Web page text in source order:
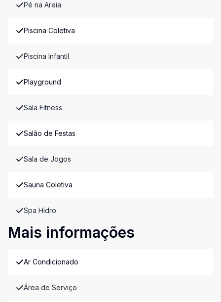
Pé na Areia
Piscina Coletiva
Piscina Infantil
Playground
Sala Fitness
Salão de Festas
Sala de Jogos
Sauna Coletiva
Spa Hidro
Mais informações
Ar Condicionado
Área de Serviço